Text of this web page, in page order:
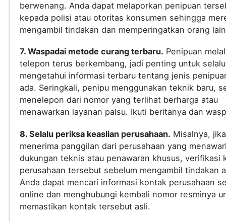
berwenang. Anda dapat melaporkan penipuan
kepada polisi atau otoritas konsumen sehingga
mengambil tindakan dan memperingatkan orang
7. Waspadai metode curang terbaru. Penipuan
telepon terus berkembang, jadi penting untuk selalu
mengetahui informasi terbaru tentang jenis
ada. Seringkali, penipu menggunakan teknik baru,
menelepon dari nomor yang terlihat berharga atau
menawarkan layanan palsu. Ikuti beritanya dan
8. Selalu periksa keaslian perusahaan. Misalnya,
menerima panggilan dari perusahaan yang
dukungan teknis atau penawaran khusus, verifikasi
perusahaan tersebut sebelum mengambil tindakan
Anda dapat mencari informasi kontak perusahaan
online dan menghubungi kembali nomor resminya
memastikan kontak tersebut asli.